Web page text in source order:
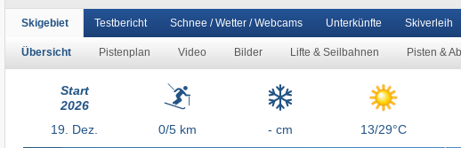
Skigebiet
Übersicht Pistenplan Video Bilder Lifte & Seilbahnen Pisten &
Testbericht Schnee / Wetter / Webcams Unterkünfte Skiverleih
Start
2026
19. Dez. 0/5km - cm 13/29°C